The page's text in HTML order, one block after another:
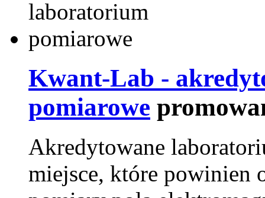
Kwant-Lab -
pomiarowe
Akredytowane
miejsce, które powinien